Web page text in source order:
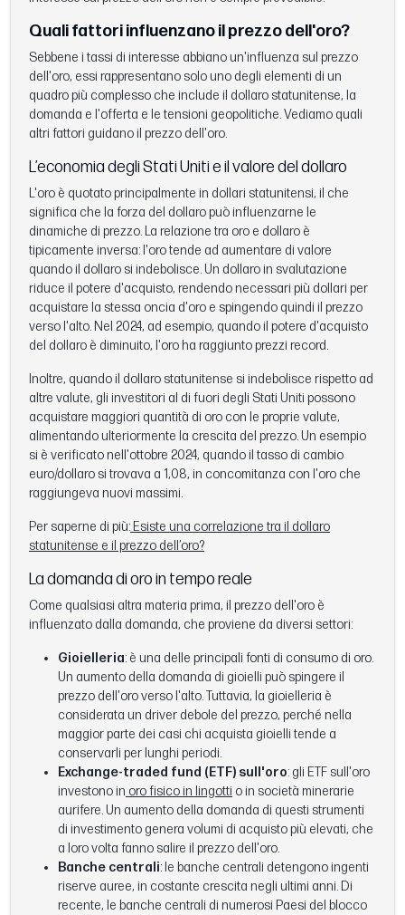
Quali fattori influenzano il prezzo dell'oro?
Sebbene i tassi di interesse abbiano un'influenza sul prezzo
dell'oro, essi rappresentano solo uno degli elementi di un
quadro più complesso che include il dollaro statunitense, la
domanda e l'offerta e le tensioni geopolitiche. Vediamo quali
altri fattori guidano il prezzo dell'oro.
L’economia degli Stati Uniti e il valore del dollaro
L'oro è quotato principalmente in dollari statunitensi, il che
significa che la forza del dollaro può influenzarne le
dinamiche di prezzo. La relazione tra oro e dollaro è
tipicamente inversa: l'oro tende ad aumentare di valore
quando il dollaro si indebolisce. Un dollaro in svalutazione
riduce il potere d'acquisto, rendendo necessari più dollari per
acquistare la stessa oncia d'oro e spingendo quindi il prezzo
verso l'alto. Nel 2024, ad esempio, quando il potere d'acquisto
del dollaro è diminuito, l'oro ha raggiunto prezzi record.
Inoltre, quando il dollaro statunitense si indebolisce rispetto ad
altre valute, gli investitori al di fuori degli Stati Uniti possono
acquistare maggiori quantità di oro con le proprie valute,
alimentando ulteriormente la crescita del prezzo. Un esempio
si è verificato nell'ottobre 2024, quando il tasso di cambio
euro/dollaro si trovava a 1,08, in concomitanza con l'oro che
raggiungeva nuovi massimi.
Per saperne di più: Esiste una correlazione tra il dollaro
statunitense e il prezzo dell’oro?
La domanda di oro in tempo reale
Come qualsiasi altra materia prima, il prezzo dell'oro è
influenzato dalla domanda, che proviene da diversi settori:
Gioielleria: è una delle principali fonti di consumo di oro.
Un aumento della domanda di gioielli può spingere il
prezzo dell'oro verso l'alto. Tuttavia, la gioielleria è
considerata un driver debole del prezzo, perché nella
maggior parte dei casi chi acquista gioielli tende a
conservarli per lunghi periodi.
Exchange-traded fund (ETF) sull'oro: gli ETF sull'oro
investono in oro fisico in lingotti o in società minerarie
aurifere. Un aumento della domanda di questi strumenti
di investimento genera volumi di acquisto più elevati, che
a loro volta fanno salire il prezzo dell'oro.
Banche centrali: le banche centrali detengono ingenti
riserve auree, in costante crescita negli ultimi anni. Di
recente, le banche centrali di numerosi Paesi del blocco